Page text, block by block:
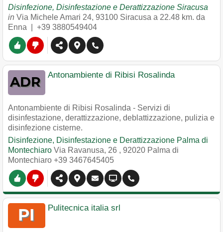
Disinfezione, Disinfestazione e Derattizzazione Siracusa
in Via Michele Amari 24, 93100 Siracusa a 22.48 km. da
Enna | +39 3880549404
Antonambiente di Ribisi Rosalinda
Antonambiente di Ribisi Rosalinda - Servizi di
disinfestazione, derattizzazione, deblattizzazione, pulizia e
disinfezione cisterne.
Disinfezione, Disinfestazione e Derattizzazione Palma di
Montechiaro Via Ravanusa, 26 , 92020 Palma di
Montechiaro +39 3467645405
Pulitecnica italia srl